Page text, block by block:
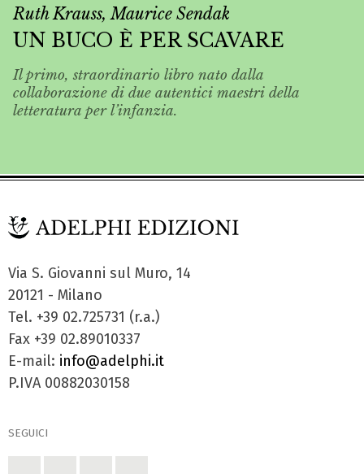
Ruth Krauss, Maurice Sendak
UN BUCO È PER SCAVARE
Il primo, straordinario libro nato dalla
collaborazione di due autentici maestri della
letteratura per l’infanzia.
Via S. Giovanni sul Muro, 14
20121 - Milano
Tel. +39 02.725731 (r.a.)
Fax +39 02.89010337
E-mail: info@adelphi.it
P.IVA 00882030158
SEGUICI